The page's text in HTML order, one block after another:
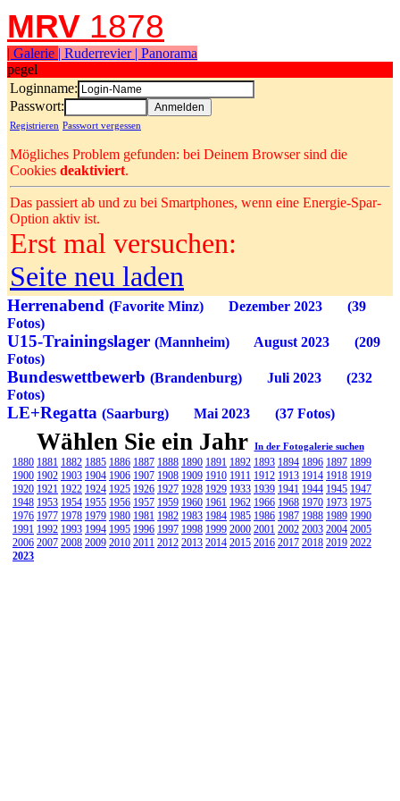
MRV 1878
| Galerie | Ruderrevier | Panorama
pegel
Loginname:
Passwort:
Registrieren Passwort vergessen
Mögliches Problem gefunden: bei Deinem Browser sind die
Cookies deaktiviert.
Das passiert ab und zu bei Smartphones, wenn eine Energie-Spar-
Option aktiv ist.
Erst mal versuchen:
Seite neu laden
Herrenabend (Favorite Minz) Dezember 2023 (39
Fotos)
U15-Trainingslager (Mannheim) August 2023 (209
Fotos)
Bundeswettbewerb (Brandenburg) Juli 2023 (232
Fotos)
LE+Regatta (Saarburg) Mai 2023 (37 Fotos)
Wählen Sie ein Jahr In der Fotogalerie suchen
1880 1881 1882 1885 1886 1887 1888 1890 1891 1892 1893 1894 1896 1897 1899
1900 1902 1903 1904 1906 1907 1908 1909 1910 1911 1912 1913 1914 1918 1919
1920 1921 1922 1924 1925 1926 1927 1928 1929 1933 1939 1941 1944 1945 1947
1948 1953 1954 1955 1956 1957 1959 1960 1961 1962 1966 1968 1970 1973 1975
1976 1977 1978 1979 1980 1981 1982 1983 1984 1985 1986 1987 1988 1989 1990
1991 1992 1993 1994 1995 1996 1997 1998 1999 2000 2001 2002 2003 2004 2005
2006 2007 2008 2009 2010 2011 2012 2013 2014 2015 2016 2017 2018 2019 2022
2023